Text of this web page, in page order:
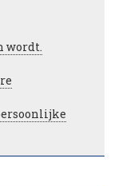
wordt.